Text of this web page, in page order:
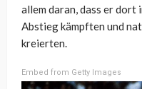
allem daran, dass er dort
Abstieg kämpften und
kreierten.
Embed from Getty Images